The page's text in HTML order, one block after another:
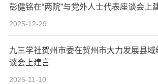
彭健铭在“两院”与党外人士代表座谈会上
2025-12-29
九三学社贺州市委在贺州市大力发展县
谈会上建言
2025-11-10